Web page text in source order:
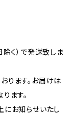
く）で発送致しま
ります。お届けは
ます。
にお知らせいたし